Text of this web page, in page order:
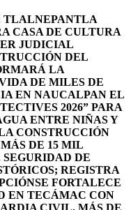
TLALNEPANTLA
CASA DE CULTURA
JUDICIAL
DEL
LA
DE MILES DE
EN NAUCALPAN EL
2026” PARA
ENTRE NIÑAS Y
CONSTRUCCIÓN
DE 15 MIL
DE
REGISTRA
SE FORTALECE
EN TECÁMAC CON
CIVIL, MÁS DE